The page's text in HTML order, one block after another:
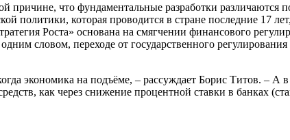
что фундаментальные разработки различаются
политики, которая проводится в стране последние 17
Роста» основана на смягчении финансового
словом, переходе от государственного
экономика на подъёме, – рассуждает Борис Титов. – А
как через снижение процентной ставки в банках